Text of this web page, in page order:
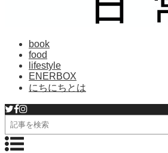
book
food
lifestyle
ENERBOX
にちにちとは
検
索